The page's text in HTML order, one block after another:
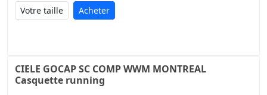
Acheter
CIELE GOCAP SC COMP WWM MONTREAL
Casquette running